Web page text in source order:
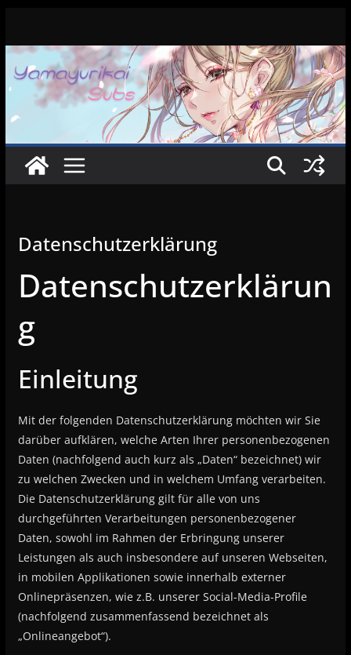
springen
Datenschutzerklärung
Datenschutzerklärun
g
Einleitung
Mit der folgenden Datenschutzerklärung möchten wir Sie
darüber aufklären, welche Arten Ihrer personenbezogenen
Daten (nachfolgend auch kurz als „Daten“ bezeichnet) wir
zu welchen Zwecken und in welchem Umfang verarbeiten.
Die Datenschutzerklärung gilt für alle von uns
durchgeführten Verarbeitungen personenbezogener
Daten, sowohl im Rahmen der Erbringung unserer
Leistungen als auch insbesondere auf unseren Webseiten,
in mobilen Applikationen sowie innerhalb externer
Onlinepräsenzen, wie z.B. unserer Social-Media-Profile
(nachfolgend zusammenfassend bezeichnet als
„Onlineangebot“).